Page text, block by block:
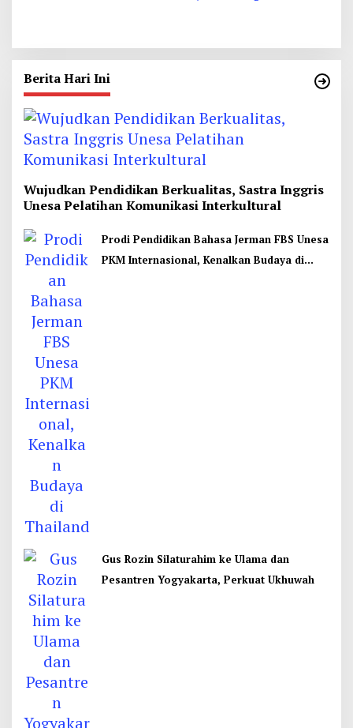
Berita Hari Ini
Wujudkan Pendidikan Berkualitas, Sastra Inggris
Unesa Pelatihan Komunikasi Interkultural
Prodi Pendidikan Bahasa Jerman FBS Unesa
PKM Internasional, Kenalkan Budaya di
Gus Rozin Silaturahim ke Ulama dan
Pesantren Yogyakarta, Perkuat Ukhuwah